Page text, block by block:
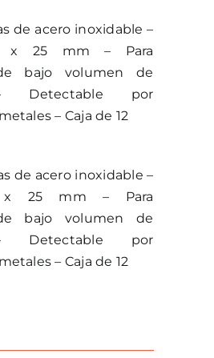
de acero inoxidable –
x 25 mm – Para
bajo volumen de
Detectable por
– Caja de 12
de acero inoxidable –
x 25 mm – Para
bajo volumen de
Detectable por
– Caja de 12